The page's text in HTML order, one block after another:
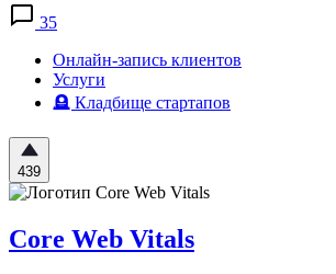
35
Онлайн-запись клиентов
Услуги
🪦 Кладбище стартапов
439
Core Web Vitals